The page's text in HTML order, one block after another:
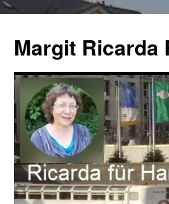
springen
Margit Ricarda